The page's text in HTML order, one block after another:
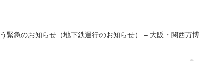
緊急のお知らせ（地下鉄運行のお知らせ） – 大阪・関西万博